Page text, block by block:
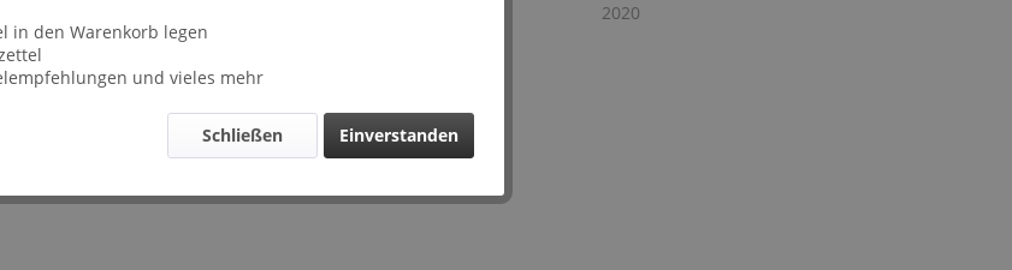
2020
in den Warenkorb legen
und vieles mehr
Einverstanden
Schließen